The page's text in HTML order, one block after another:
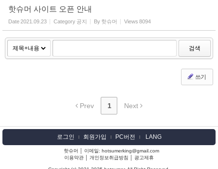
핫슈머 사이트 오픈 안내
Date2021.09.23 Category 공지 By 핫슈머 Views 8094
검색
쓰기
Prev 1 Next
로그인 l 회원가입 l PC버전 l LANG
핫슈머 │ 이메일: hotsumerking@gmail.com
이용약관
개인정보취급방침 광고제휴